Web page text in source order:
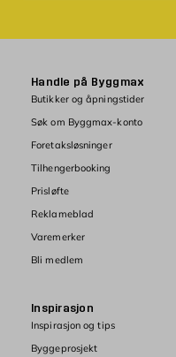
Handle på Byggmax
Butikker og åpningstider
Søk om Byggmax-konto
Foretaksløsninger
Tilhengerbooking
Prisløfte
Reklameblad
Varemerker
Bli medlem
Inspirasjon
Inspirasjon og tips
Byggeprosjekt